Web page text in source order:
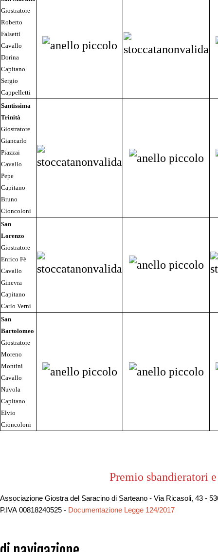
Giostratore
Roberto
Falsetti
Cavallo
Dorina
Capitano
Sergio
Cappelletti
Santissima
Trinità
Giostratore
Giancarlo
Piazzai
Cavallo
Pepe
Capitano
Bruno
Cioncoloni
San
Lorenzo
Giostratore
Enrico Fè
Cavallo
Ginevra
Capitano
Carlo Verni
San
Bartolomeo
Giostratore
Moreno
Montini
Cavallo
Nuvola
Capitano
Elvio
Cioncoloni
Premio sbandieratori
Associazione Giostra del Saracino di Sarteano - Via Ricasoli, 43 -
P.IVA 00818240525 - Documentazione Legge 124/2017